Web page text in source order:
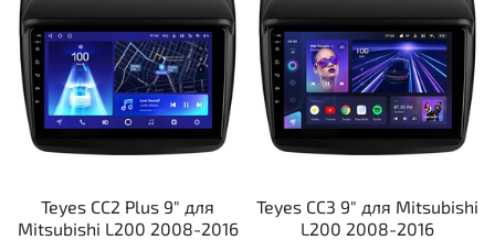
Teyes CC2 Plus 9" для
Mitsubishi L200 2008-2016
Teyes CC3 9" для Mitsubishi
L200 2008-2016